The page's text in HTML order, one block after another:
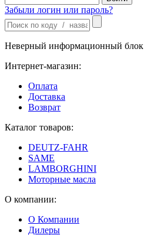
Забыли логин или пароль?
Неверный информационный блок
Интернет-магазин:
Оплата
Доставка
Возврат
Каталог товаров:
DEUTZ-FAHR
SAME
LAMBORGHINI
Моторные масла
О компании:
О Компании
Дилеры